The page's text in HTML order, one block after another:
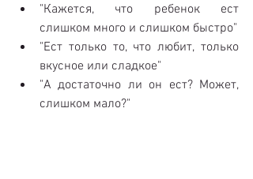
"Кажется, что ребенок ест
"Ест только то, что любит, только
вкусное или сладкое"
"А достаточно ли он ест? Может,
слишком мало?"